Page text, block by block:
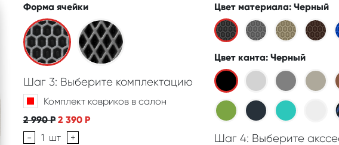
Форма ячейки
Шаг 3: Выберите комплектацию
Комплект ковриков в салон
2 990Р 2 390 Р
-
1 шт
+
Цвет материала: Черный
Цвет канта: Черный
Шаг 4: Выберите